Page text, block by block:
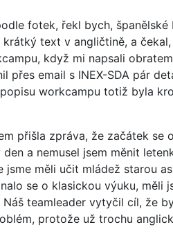
fotek, řekl bych, španělské
text v angličtině, a
když mi napsali
přes email s INEX-SDA pár
workcampu totiž byla
přišla zpráva, že začátek se
a nemusel jsem měnit
jsme měli učit mládež starou
se o klasickou výuku, měli
teamleader vytyčil cíl, že
protože už trochu